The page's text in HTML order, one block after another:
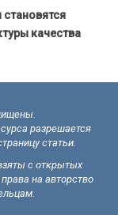
качества
разрешается
статьи.
с открытых
на авторство